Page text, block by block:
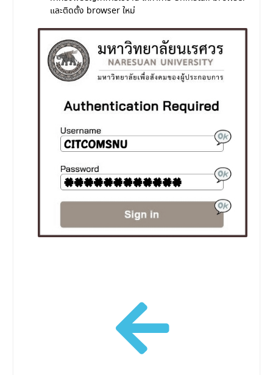
และติดตั้ง browser ใหม่